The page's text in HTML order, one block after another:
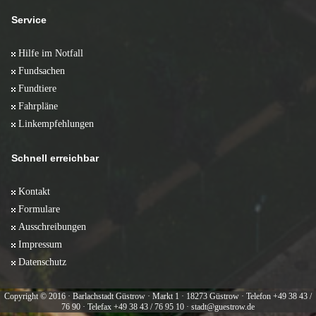
Service
Hilfe im Notfall
Fundsachen
Fundtiere
Fahrpläne
Linkempfehlungen
Schnell erreichbar
Kontakt
Formulare
Ausschreibungen
Impressum
Datenschutz
Copyright © 2016 · Barlachstadt Güstrow · Markt 1 · 18273 Güstrow · Telefon +49 38 43 /
76 90 · Telefax +49 38 43 / 76 95 10 · stadt@guestrow.de